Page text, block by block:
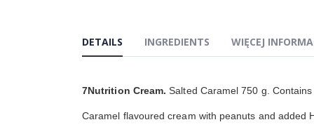
DETAILS
7Nutrition Cream. Salted Caramel 750 g.
Caramel flavoured cream with peanuts and added
INGREDIENTS WIĘCEJ